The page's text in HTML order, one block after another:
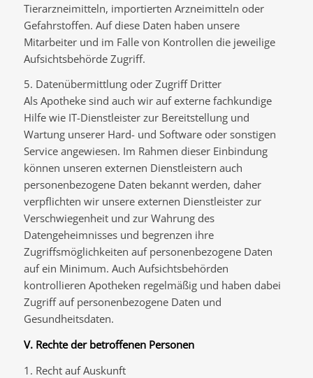
Tierarzneimitteln, importierten Arzneimitteln oder
Gefahrstoffen. Auf diese Daten haben unsere
Mitarbeiter und im Falle von Kontrollen die jeweilige
Aufsichtsbehörde Zugriff.
5. Datenübermittlung oder Zugriff Dritter
Als Apotheke sind auch wir auf externe fachkundige
Hilfe wie IT-Dienstleister zur Bereitstellung und
Wartung unserer Hard- und Software oder sonstigen
Service angewiesen. Im Rahmen dieser Einbindung
können unseren externen Dienstleistern auch
personenbezogene Daten bekannt werden, daher
verpflichten wir unsere externen Dienstleister zur
Verschwiegenheit und zur Wahrung des
Datengeheimnisses und begrenzen ihre
Zugriffsmöglichkeiten auf personenbezogene Daten
auf ein Minimum. Auch Aufsichtsbehörden
kontrollieren Apotheken regelmäßig und haben dabei
Zugriff auf personenbezogene Daten und
Gesundheitsdaten.
V. Rechte der betroffenen Personen
1. Recht auf Auskunft